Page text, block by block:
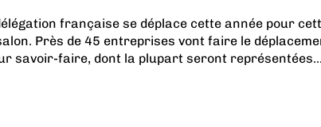
française se déplace cette année pour
Près de 45 entreprises vont faire le
savoir-faire, dont la plupart seront représentées...